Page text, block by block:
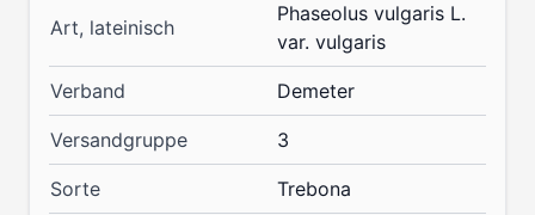
Art, lateinisch
Phaseolus vulgaris L.
var. vulgaris
Verband Demeter
Versandgruppe 3
Sorte Trebona